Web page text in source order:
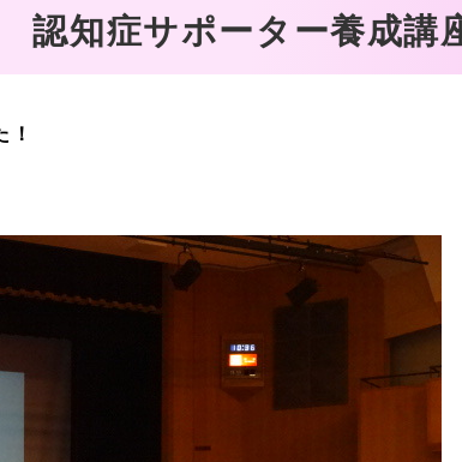
知症サポーター養成講
！